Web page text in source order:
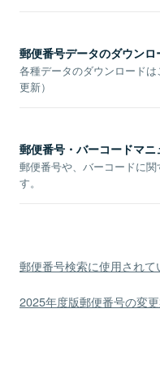
郵便番号データのダウンロ
各種データのダウンロード
更新）
郵便番号・バーコードマニ
郵便番号や、バーコードに
す。
郵便番号検索に使用され
2025年度版郵便番号の変